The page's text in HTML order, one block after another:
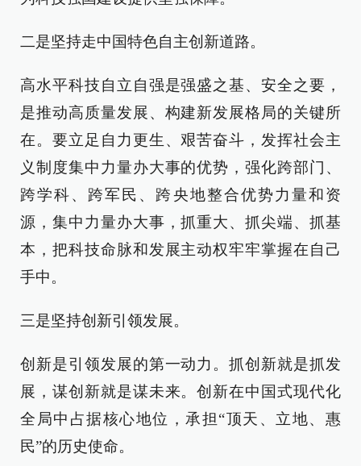
二是坚持走中国特色自主创新道路。
高水平科技自立自强是强盛之基、安全之要，
是推动高质量发展、构建新发展格局的关键所
在。要立足自力更生、艰苦奋斗，发挥社会主
义制度集中力量办大事的优势，强化跨部门、
跨学科、跨军民、跨央地整合优势力量和资
源，集中力量办大事，抓重大、抓尖端、抓基
本，把科技命脉和发展主动权牢牢掌握在自己
手中。
三是坚持创新引领发展。
创新是引领发展的第一动力。抓创新就是抓发
展，谋创新就是谋未来。创新在中国式现代化
全局中占据核心地位，承担“顶天、立地、惠
民”的历史使命。